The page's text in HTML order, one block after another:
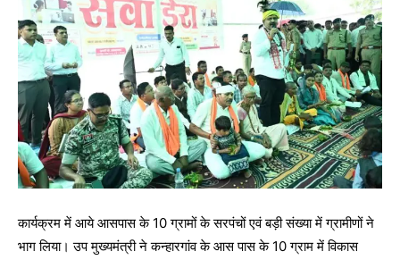
कार्यक्रम में आये आसपास के 10 ग्रामों के सरपंचों एवं बड़ी संख्या में ग्रामीणों ने
भाग लिया। उप मुख्यमंत्री ने कन्हारगांव के आस पास के 10 ग्राम में विकास